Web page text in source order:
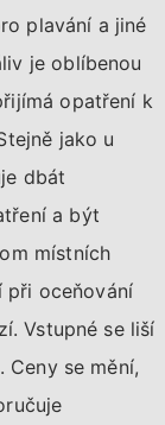
plavání a jiné
je oblíbenou
opatření k
jako u
dbát
a být
místních
při oceňování
Vstupné se liší
se mění,